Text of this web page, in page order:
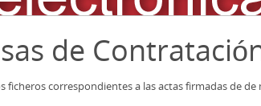
de
ficheros correspondientes a las actas firmadas de